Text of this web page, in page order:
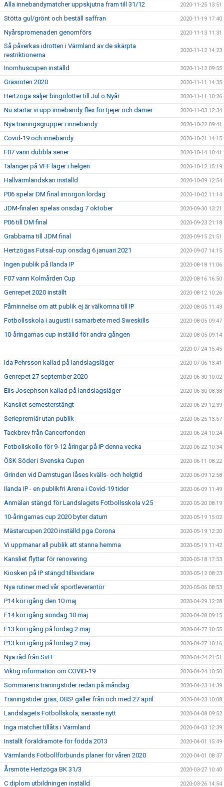
Alla innebandymatcher uppskjutna fram till 31/12 2020-11-25 13:51
Stötta gul/grönt och beställ saffran 2020-11-19 17:40
Nyårspromenaden genomförs 2020-11-13 11:31
Så påverkas idrotten i Värmland av de skärpta
restriktionerna
2020-11-12 14:23
Inomhuscupen inställd 2020-11-12 09:55
Gräsroten 2020 2020-11-11 14:35
Hertzöga säljer bingolotter till Jul o Nyår 2020-11-11 10:26
Nu startar vi upp innebandy flex för tjejer och damer 2020-11-03 12:34
Nya träningsgrupper i innebandy 2020-10-22 09:41
Covid-19 och innebandy 2020-10-21 14:15
F07 vann dubbla serier 2020-10-14 10:41
Talanger på VFF läger i helgen 2020-10-12 15:19
Hallvärmländskan inställd 2020-10-09 12:54
P06 spelar DM final imorgon lördag 2020-10-02 11:14
JDM-finalen spelas onsdag 7 oktober 2020-09-30 13:21
P06 till DM final 2020-09-23 21:18
Grabbarna till JDM final 2020-09-15 21:51
Hertzögas Futsal-cup onsdag 6 januari 2021 2020-09-07 14:15
Ingen publik på Ilanda IP 2020-08-18 11:06
F07 vann Kolmården Cup 2020-08-16 16:50
Genrepet 2020 inställt 2020-08-12 10:26
Påminnelse om att publik ej är välkomna till IP 2020-08-05 11:43
Fotbollsskola i augusti i samarbete med Sweskills 2020-08-05 09:47
10-åringarnas cup inställd för andra gången 2020-08-05 09:14
2020-07-24 15:45
Ida Pehrsson kallad på landslagsläger 2020-07-06 13:41
Genrepet 27 september 2020 2020-06-30 10:02
Elis Josephson kallad på landslagsläger 2020-06-30 08:38
Kansliet semesterstängt 2020-06-29 12:39
Seriepremiär utan publik 2020-06-25 13:57
Tackbrev från Cancerfonden 2020-06-24 10:24
Fotbollskollo för 9-12 åringar på IP denna vecka 2020-06-22 10:34
ÖSK Söder i Svenska Cupen 2020-06-11 08:22
Grinden vid Damstugan låses kvälls- och helgtid 2020-06-09 12:58
Ilanda IP - en publikfri Arena i Covid-19 tider 2020-06-09 11:49
Anmälan stängd för Landslagets Fotbollsskola v.25 2020-05-20 08:19
10-åringarnas cup 2020 byter datum 2020-05-19 15:02
Mästarcupen 2020 inställd pga Corona 2020-05-19 12:20
Vi uppmanar all publik att stanna hemma 2020-05-19 11:42
Kansliet flyttar för renovering 2020-05-18 17:53
Kiosken på IP stängd tillsvidare 2020-05-12 08:23
Nya rutiner med vår sportleverantör 2020-05-06 08:53
P14 kör igång den 10 maj 2020-04-29 12:28
F14 kör igång söndag 10 maj 2020-04-28 09:15
F13 kör igång på lördag 2 maj 2020-04-27 10:55
P13 kör igång på lördag 2 maj 2020-04-27 10:16
Nya råd från SvFF 2020-04-24 21:51
Viktig information om COVID-19 2020-04-24 10:50
Sommarens träningstider redan på måndag 2020-04-23 14:39
Träningstider gräs, OBS! gäller från och med 27 april 2020-04-23 10:08
Landslagets Fotbollskola, senaste nytt 2020-04-08 09:52
Inga matcher tillåts i Värmland 2020-04-03 12:39
Inställt föräldramöte för födda 2013 2020-04-01 15:49
Värmlands Fotbollförbunds planer för våren 2020 2020-04-01 08:37
Årsmöte Hertzöga BK 31/3 2020-03-27 10:40
C diplom utbildningen inställd 2020-03-26 14:54